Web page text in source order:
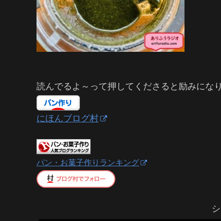
読んでるよ～って押してくださると励みにな
にほんブログ村
パン・お菓子作りランキング